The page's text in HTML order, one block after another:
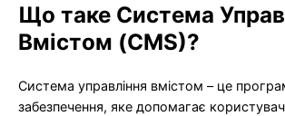
Що таке Система
Вмістом (CMS)?
Система управління вмістом – це
забезпечення, яке допомагає